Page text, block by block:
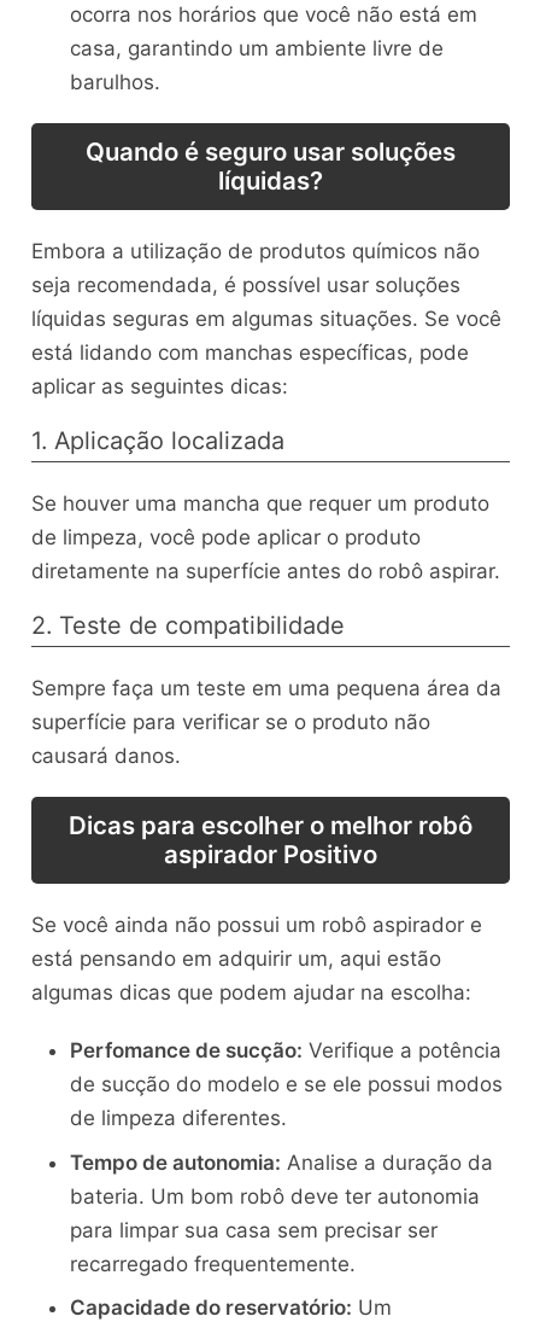
ocorra nos horários que você não está em
casa, garantindo um ambiente livre de
barulhos.
Quando é seguro usar soluções
líquidas?
Embora a utilização de produtos químicos não
seja recomendada, é possível usar soluções
líquidas seguras em algumas situações. Se você
está lidando com manchas específicas, pode
aplicar as seguintes dicas:
1. Aplicação localizada
Se houver uma mancha que requer um produto
de limpeza, você pode aplicar o produto
diretamente na superfície antes do robô aspirar.
2. Teste de compatibilidade
Sempre faça um teste em uma pequena área da
superfície para verificar se o produto não
causará danos.
Dicas para escolher o melhor robô
aspirador Positivo
Se você ainda não possui um robô aspirador e
está pensando em adquirir um, aqui estão
algumas dicas que podem ajudar na escolha:
Perfomance de sucção: Verifique a potência
de sucção do modelo e se ele possui modos
de limpeza diferentes.
Tempo de autonomia: Analise a duração da
bateria. Um bom robô deve ter autonomia
para limpar sua casa sem precisar ser
recarregado frequentemente.
Capacidade do reservatório: Um